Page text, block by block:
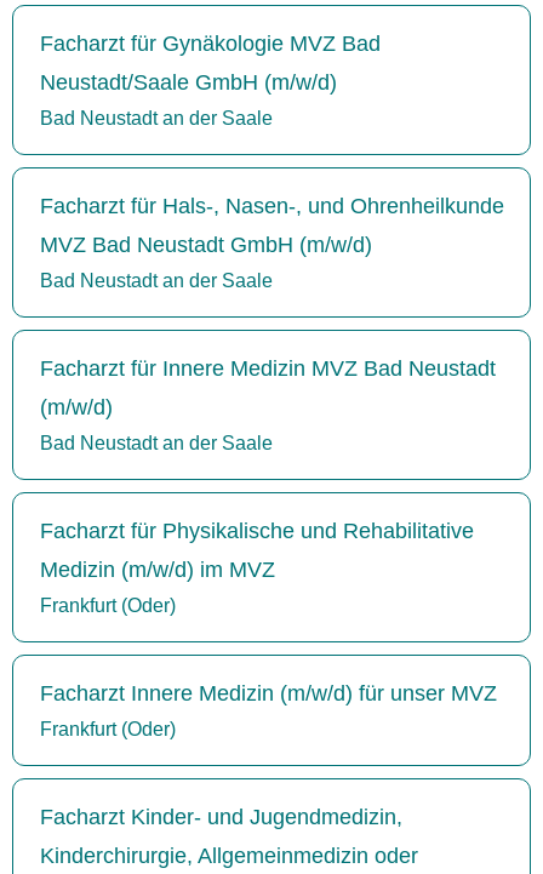
Facharzt für Gynäkologie MVZ Bad
Neustadt/Saale GmbH (m/w/d)
Bad Neustadt an der Saale
Facharzt für Hals-, Nasen-, und Ohrenheilkunde
MVZ Bad Neustadt GmbH (m/w/d)
Bad Neustadt an der Saale
Facharzt für Innere Medizin MVZ Bad Neustadt
(m/w/d)
Bad Neustadt an der Saale
Facharzt für Physikalische und Rehabilitative
Medizin (m/w/d) im MVZ
Frankfurt (Oder)
Facharzt Innere Medizin (m/w/d) für unser MVZ
Frankfurt (Oder)
Facharzt Kinder- und Jugendmedizin,
Kinderchirurgie, Allgemeinmedizin oder